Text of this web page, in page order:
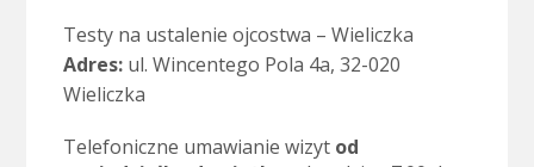
Testy na ustalenie ojcostwa – Wieliczka
Adres:ul. Win­cen­tego Pola 4a, 32-020
Wieliczka
Telefoniczne umawianie wizytod